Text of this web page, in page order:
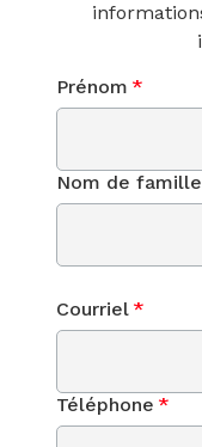
Prénom *
Nom de famille
Courriel *
Téléphone *